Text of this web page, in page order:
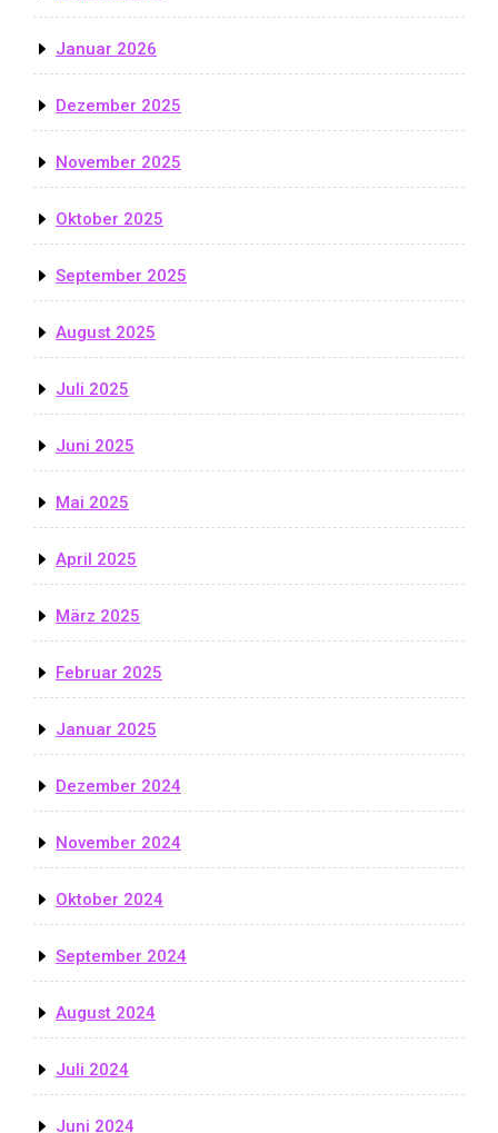
Januar 2026
Dezember 2025
November 2025
Oktober 2025
September 2025
August 2025
Juli 2025
Juni 2025
Mai 2025
April 2025
März 2025
Februar 2025
Januar 2025
Dezember 2024
November 2024
Oktober 2024
September 2024
August 2024
Juli 2024
Juni 2024